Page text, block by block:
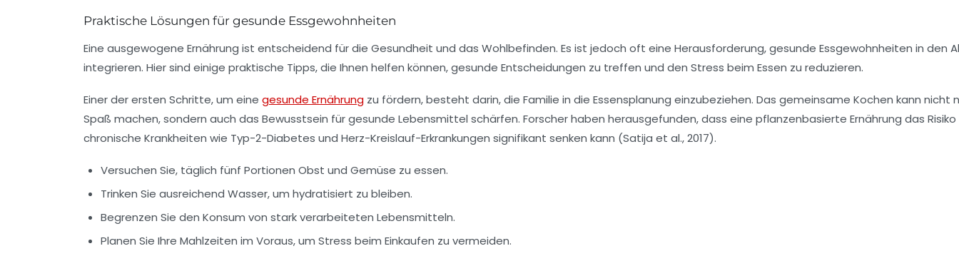
Praktische Lösungen für gesunde Essgewohnheiten
Eine ausgewogene Ernährung ist entscheidend für die Gesundheit und das Wohlbefinden. Es ist jedoch oft eine Herausforderung, gesunde Essgewohnheiten in den
integrieren. Hier sind einige praktische Tipps, die Ihnen helfen können, gesunde Entscheidungen zu treffen und den Stress beim Essen zu reduzieren.
Einer der ersten Schritte, um eine gesunde Ernährung zu fördern, besteht darin, die Familie in die Essensplanung einzubeziehen. Das gemeinsame Kochen kann nicht
Spaß machen, sondern auch das Bewusstsein für gesunde Lebensmittel schärfen. Forscher haben herausgefunden, dass eine pflanzenbasierte Ernährung das Risiko
chronische Krankheiten wie Typ-2-Diabetes und Herz-Kreislauf-Erkrankungen signifikant senken kann (Satija et al., 2017).
Versuchen Sie, täglich fünf Portionen Obst und Gemüse zu essen.
Trinken Sie ausreichend Wasser, um hydratisiert zu bleiben.
Begrenzen Sie den Konsum von stark verarbeiteten Lebensmitteln.
Planen Sie Ihre Mahlzeiten im Voraus, um Stress beim Einkaufen zu vermeiden.